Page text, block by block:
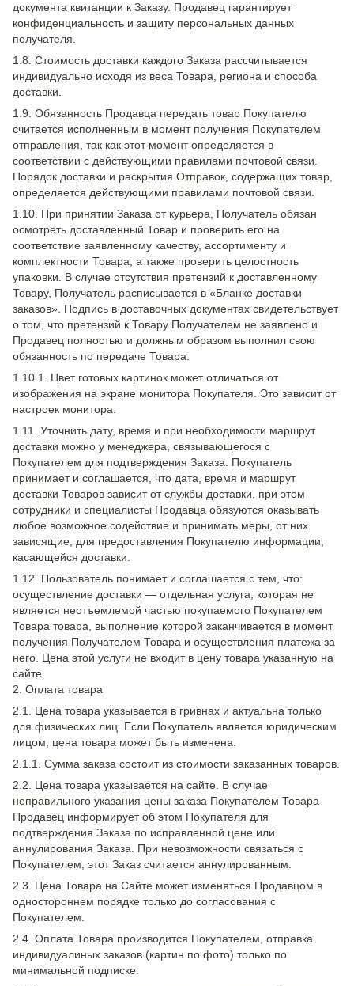
документа квитанции к Заказу. Продавец гарантирует
конфиденциальность и защиту персональных данных
получателя.
1.8. Стоимость доставки каждого Заказа рассчитывается
индивидуально исходя из веса Товара, региона и способа
доставки.
1.9. Обязанность Продавца передать товар Покупателю
считается исполненным в момент получения Покупателем
отправления, так как этот момент определяется в
соответствии с действующими правилами почтовой связи.
Порядок доставки и раскрытия Отправок, содержащих товар,
определяется действующими правилами почтовой связи.
1.10. При принятии Заказа от курьера, Получатель обязан
осмотреть доставленный Товар и проверить его на
соответствие заявленному качеству, ассортименту и
комплектности Товара, а также проверить целостность
упаковки. В случае отсутствия претензий к доставленному
Товару, Получатель расписывается в «Бланке доставки
заказов». Подпись в доставочных документах свидетельствует
о том, что претензий к Товару Получателем не заявлено и
Продавец полностью и должным образом выполнил свою
обязанность по передаче Товара.
1.10.1. Цвет готовых картинок может отличаться от
изображения на экране монитора Покупателя. Это зависит от
настроек монитора.
1.11. Уточнить дату, время и при необходимости маршрут
доставки можно у менеджера, связывающегося с
Покупателем для подтверждения Заказа. Покупатель
принимает и соглашается, что дата, время и маршрут
доставки Товаров зависит от службы доставки, при этом
сотрудники и специалисты Продавца обязуются оказывать
любое возможное содействие и принимать меры, от них
зависящие, для предоставления Покупателю информации,
касающейся доставки.
1.12. Пользователь понимает и соглашается с тем, что:
осуществление доставки — отдельная услуга, которая не
является неотъемлемой частью покупаемого Покупателем
Товара товара, выполнение которой заканчивается в момент
получения Получателем Товара и осуществления платежа за
него. Цена этой услуги не входит в цену товара указанную на
сайте.
2. Оплата товара
2.1. Цена товара указывается в гривнах и актуальна только
для физических лиц. Если Покупатель является юридическим
лицом, цена товара может быть изменена.
2.1.1. Сумма заказа состоит из стоимости заказанных товаров.
2.2. Цена товара указывается на сайте. В случае
неправильного указания цены заказа Покупателем Товара
Продавец информирует об этом Покупателя для
подтверждения Заказа по исправленной цене или
аннулирования Заказа. При невозможности связаться с
Покупателем, этот Заказ считается аннулированным.
2.3. Цена Товара на Сайте может изменяться Продавцом в
одностороннем порядке только до согласования с
Покупателем.
2.4. Оплата Товара производится Покупателем, отправка
индивидуалиных заказов (картин по фото) только по
минимальной подписке: